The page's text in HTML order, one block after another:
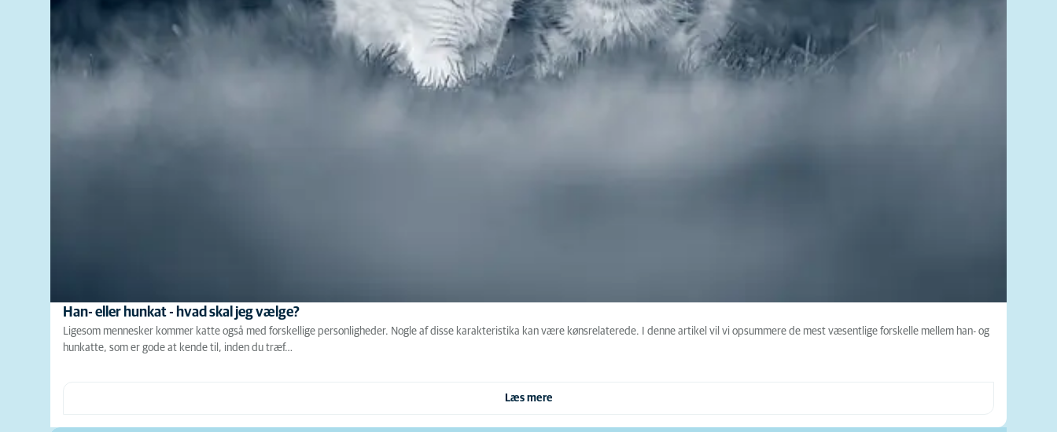
Han- eller hunkat - hvad skal jeg vælge?
Ligesom mennesker kommer katte også med forskellige personligheder. Nogle af disse karakteristika kan være kønsrelaterede. I denne artikel vil vi opsummere de mest væsentlige forskelle mellem han- og
hunkatte, som er gode at kende til, inden du træf…
Læs mere